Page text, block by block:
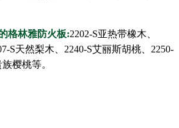
格林雅防火板:2202-S亚热带橡木、
S天然梨木、2240-S艾丽斯胡桃、2250-
樱桃等。